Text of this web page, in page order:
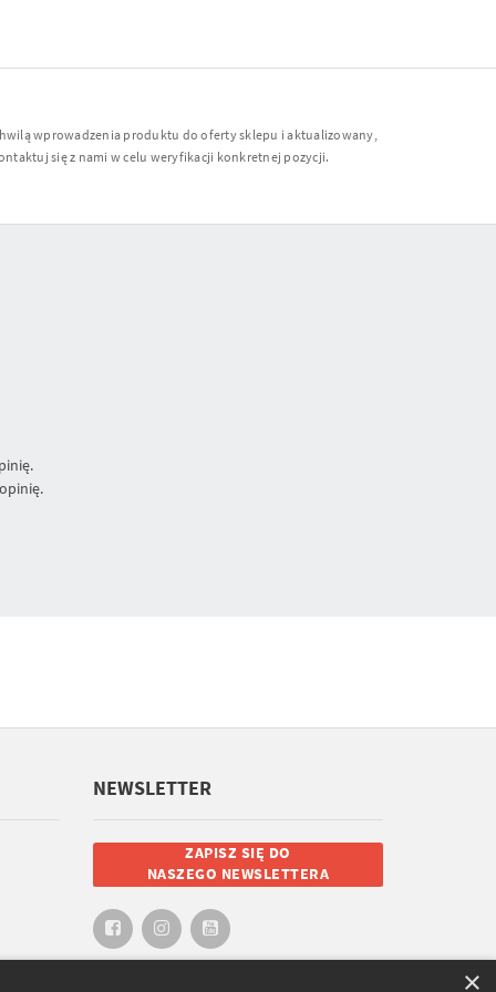
wprowadzenia produktu do oferty sklepu i aktualizowany,
się z nami w celu weryfikacji konkretnej pozycji.
NEWSLETTER
ZAPISZ SIĘ DO
NASZEGO NEWSLETTERA
×